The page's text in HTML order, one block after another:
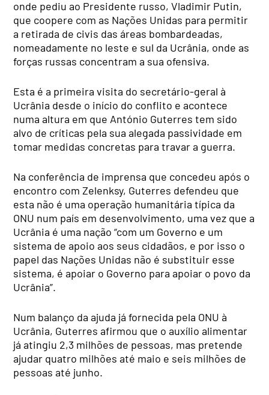
onde pediu ao Presidente russo, Vladimir Putin,
que coopere com as Nações Unidas para permitir
a retirada de civis das áreas bombardeadas,
nomeadamente no leste e sul da Ucrânia, onde as
forças russas concentram a sua ofensiva.
Esta é a primeira visita do secretário-geral à
Ucrânia desde o início do conflito e acontece
numa altura em que António Guterres tem sido
alvo de críticas pela sua alegada passividade em
tomar medidas concretas para travar a guerra.
Na conferência de imprensa que concedeu após o
encontro com Zelenksy, Guterres defendeu que
esta não é uma operação humanitária típica da
ONU num país em desenvolvimento, uma vez que a
Ucrânia é uma nação “com um Governo e um
sistema de apoio aos seus cidadãos, e por isso o
papel das Nações Unidas não é substituir esse
sistema, é apoiar o Governo para apoiar o povo da
Ucrânia”.
Num balanço da ajuda já fornecida pela ONU à
Ucrânia, Guterres afirmou que o auxílio alimentar
já atingiu 2,3 milhões de pessoas, mas pretende
ajudar quatro milhões até maio e seis milhões de
pessoas até junho.